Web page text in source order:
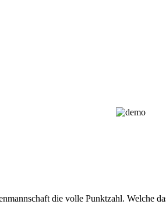
die volle Punktzahl. Welche